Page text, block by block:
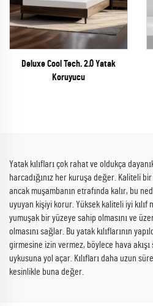
Deluxe Cool Tech. 2.0 Yatak
Koruyucu
Yatak kılıfları çok rahat ve oldukça
harcadığınız her kuruşa değer. Kaliteli
ancak muşambanın etrafında kalır, bu
uyuyan kişiyi korur. Yüksek kaliteli iyi kılıf
yumuşak bir yüzeye sahip olmasını ve
olmasını sağlar. Bu yatak kılıflarının
girmesine izin vermez, böylece hava
uykusuna yol açar. Kılıfları daha uzun
kesinlikle buna değer.